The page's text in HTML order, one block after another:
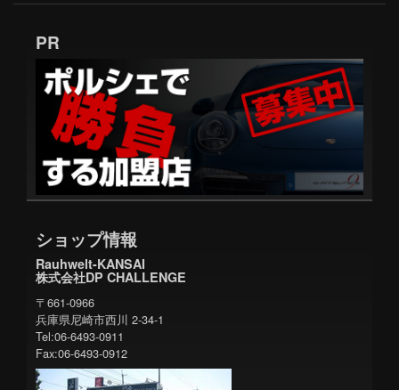
PR
ショップ情報
Rauhwelt-KANSAI
株式会社DP CHALLENGE
〒661-0966
兵庫県尼崎市西川 2-34-1
Tel:06-6493-0911
Fax:06-6493-0912